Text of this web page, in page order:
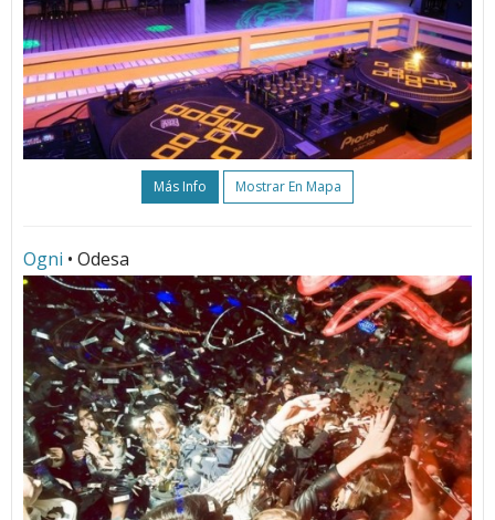
Más Info Mostrar En Mapa
Ogni • Odesa